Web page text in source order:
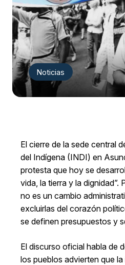
Noticias
El cierre de la sede central
del Indígena (INDI) en
protesta que hoy se
vida, la tierra y la dignidad”.
no es un cambio
excluirlas del corazón
se definen presupuestos y
El discurso oficial habla de
los pueblos advierten que